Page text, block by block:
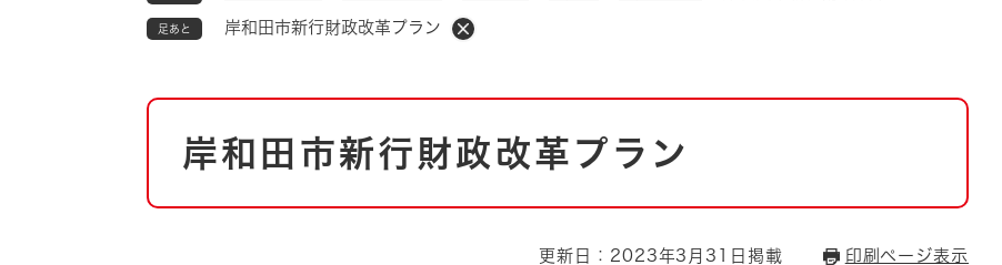
ごみ・衛生・動物 救急・消防
防災・防犯 上水道・下水道
自然・環境・公園
環境 福祉・介護
市政 職員採用情報
市役所・施設の案内
足あと 岸和田市新行財政改革プラン
本
岸和田市新行財政改革プラン
更新日：2023年3月31日掲載 印刷ページ表示